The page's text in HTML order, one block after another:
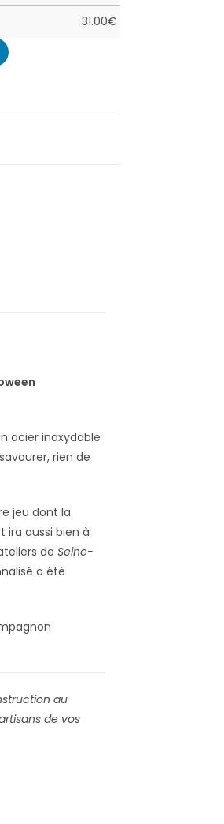
31.00€
acier inoxydable
rien de
jeu dont la
ira aussi bien à
de Seine-
a été
au
de vos